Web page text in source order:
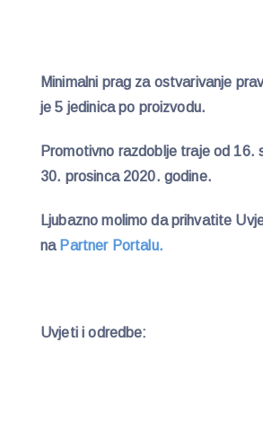
Minimalni prag za ostvarivanje
je 5 jedinica po proizvodu.
Promotivno razdoblje traje od 16.
30. prosinca 2020. godine.
Ljubazno molimo da prihvatite
na Partner Portalu.
Uvjeti i odredbe: